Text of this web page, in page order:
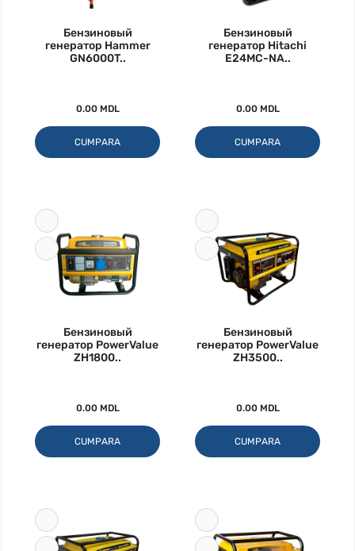
Бензиновый
генератор Hammer
GN6000T..
0.00 MDL
CUMPARA
Бензиновый
генератор Hitachi
E24MC-NA..
0.00 MDL
CUMPARA
Бензиновый
генератор PowerValue
ZH1800..
0.00 MDL
CUMPARA
Бензиновый
генератор PowerValue
ZH3500..
0.00 MDL
CUMPARA